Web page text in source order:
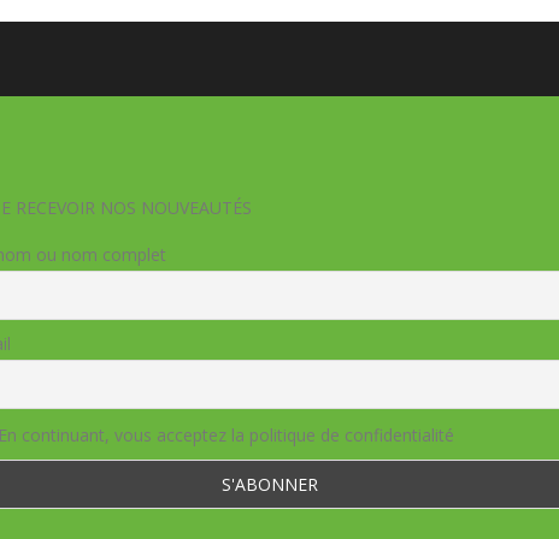
RECEVOIR NOS NOUVEAUTÉS
ou nom complet
continuant, vous acceptez la politique de confidentialité